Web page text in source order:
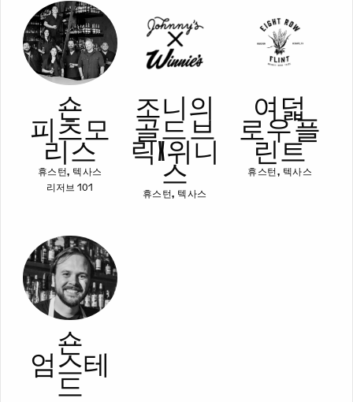
숀
피츠모
리스
휴스턴, 텍사스
리저브 101
조니의
골드 브
릭 X 위니
스
휴스턴, 텍사스
여덟
로우 플
린트
휴스턴, 텍사스
숀
엄스테
드